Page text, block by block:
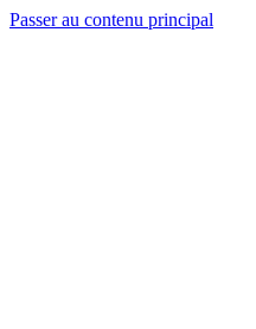
Passer au contenu principal